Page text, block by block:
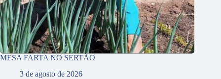
MESA FARTA NO SERTÃO
3 de agosto de 2026